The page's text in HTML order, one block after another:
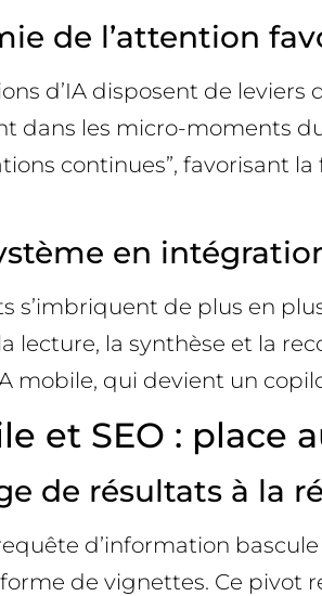
de l’attention
d’IA disposent de
dans les micro-moments
continues”, favorisant
en
s’imbriquent de plus en
lecture, la synthèse et la
mobile, qui devient un
et SEO : place
de résultats à la
d’information
de vignettes. Ce pivot